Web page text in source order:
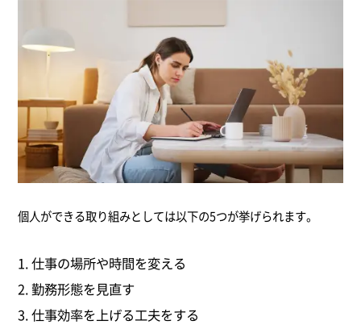
個人ができる取り組みとしては以下の5つが挙げられます。
仕事の場所や時間を変える
勤務形態を見直す
仕事効率を上げる工夫をする